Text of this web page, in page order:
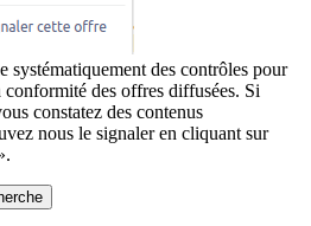
systématiquement des contrôles pour
des offres diffusées. Si
constatez des contenus
nous le signaler en cliquant sur